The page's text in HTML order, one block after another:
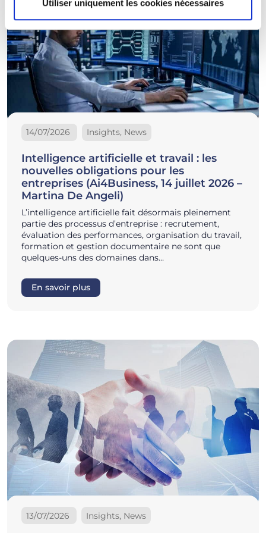
Utiliser uniquement les cookies nécessaires
14/07/2026 Insights, News
Intelligence artificielle et travail : les
nouvelles obligations pour les
entreprises (Ai4Business, 14 juillet 2026 –
Martina De Angeli)
L’intelligence artificielle fait désormais pleinement
partie des processus d’entreprise : recrutement,
évaluation des performances, organisation du travail,
formation et gestion documentaire ne sont que
quelques-uns des domaines dans…
En savoir plus
13/07/2026 Insights, News